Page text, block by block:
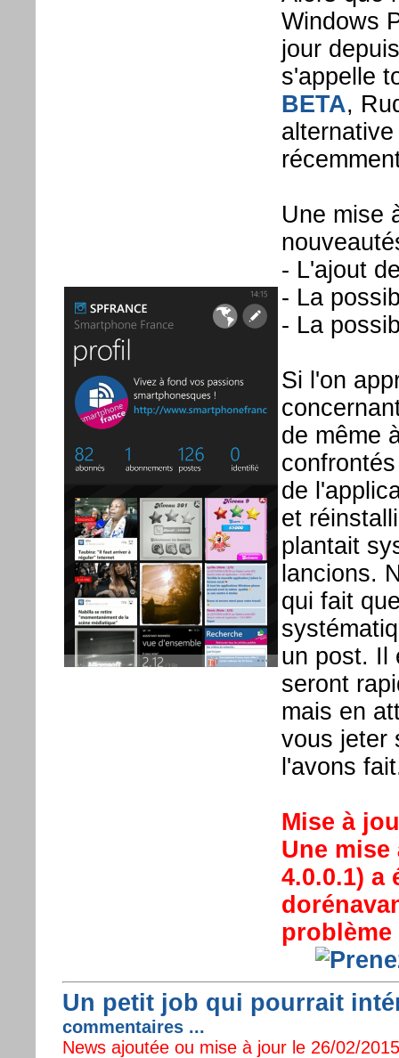
Windows
jour
s'appelle
BETA,
Une mise
- L'ajout
- La
- La
Si l'on
de même
de
et
plantait
lancions.
qui fait
un post. Il
seront
mais en
vous jeter
l'avons
Mise à
Une
4.0.0.1) a
Un petit job qui pourrait
commentaires ...
News ajoutée ou mise à jour le 26/02/